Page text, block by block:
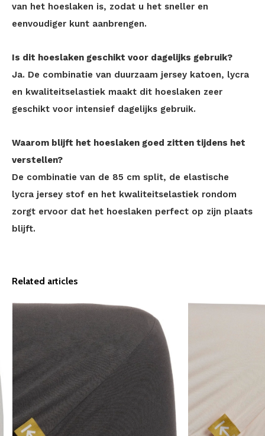
van het hoeslaken is, zodat u het sneller en
eenvoudiger kunt aanbrengen.
Is dit hoeslaken geschikt voor dagelijks gebruik?
Ja. De combinatie van duurzaam jersey katoen, lycra
en kwaliteitselastiek maakt dit hoeslaken zeer
geschikt voor intensief dagelijks gebruik.
Waarom blijft het hoeslaken goed zitten tijdens het
verstellen?
De combinatie van de 85 cm split, de elastische
lycra jersey stof en het kwaliteitselastiek rondom
zorgt ervoor dat het hoeslaken perfect op zijn plaats
blijft.
Related articles